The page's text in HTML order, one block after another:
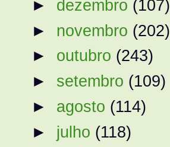
► dezembro (107)
► novembro (202)
► outubro (243)
► setembro (109)
► agosto (114)
► julho (118)